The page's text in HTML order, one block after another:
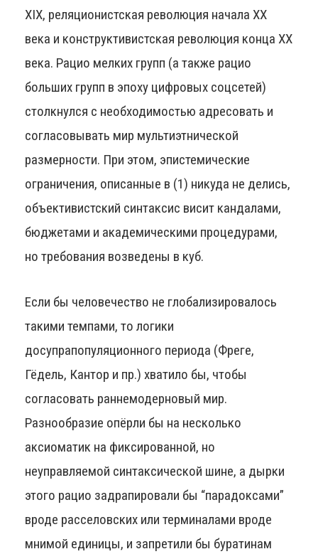
XIX, реляционистская революция начала XX
века и конструктивистская революция конца XX
века. Рацио мелких групп (а также рацио
больших групп в эпоху цифровых соцсетей)
столкнулся с необходимостью адресовать и
согласовывать мир мультиэтнической
размерности. При этом, эпистемические
ограничения, описанные в (1) никуда не делись,
объективистский синтаксис висит кандалами,
бюджетами и академическими процедурами,
но требования возведены в куб.
Если бы человечество не глобализировалось
такими темпами, то логики
досупрапопуляционного периода (Фреге,
Гёдель, Кантор и пр.) хватило бы, чтобы
согласовать раннемодерновый мир.
Разнообразие опёрли бы на несколько
аксиоматик на фиксированной, но
неуправляемой синтаксической шине, а дырки
этого рацио задрапировали бы “парадоксами”
вроде расселовских или терминалами вроде
мнимой единицы, и запретили бы буратинам